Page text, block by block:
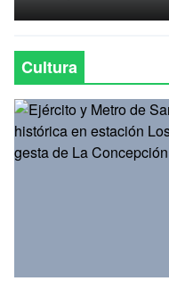
Política
Regional
Cultura